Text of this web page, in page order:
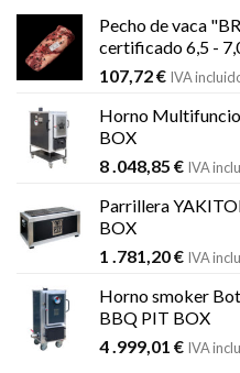
Pecho de vaca
certificado 6,5 -
107,72€ IVA
Horno
BOX
8 .048,85 € IVA
Parrillera
BOX
1 .781,20€ IVA
Horno smoker
BBQ PIT BOX
4 .999,01 € IVA